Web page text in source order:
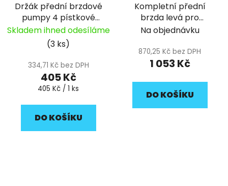
d
u
Držák přední brzdové
pumpy 4 pístkové
F88S 2015 pitbike YCF
Skladem ihned odesíláme
(3 ks)
334,71 Kč bez DPH
405 Kč
Měrná
405 Kč / 1 ks
DO KOŠÍKU
Kompletní přední
brzda levá pro
modely 50 pitbike YCF
Na objednávku
870,25 Kč bez DPH
1 053 Kč
DO KOŠÍKU